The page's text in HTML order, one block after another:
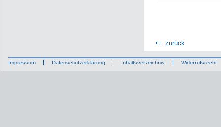
zurück
Impressum Datenschutzerklärung Inhaltsverzeichnis Widerrufsrecht